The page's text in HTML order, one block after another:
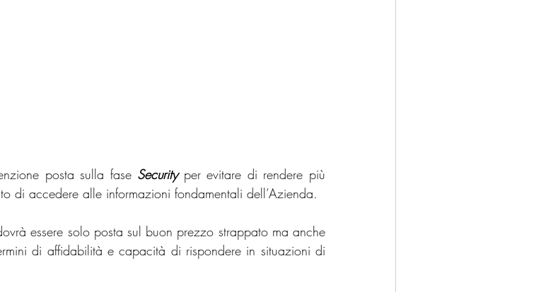
posta sulla fase Security per evitare di rendere più
di accedere alle informazioni fondamentali dell’Azienda.
essere solo posta sul buon prezzo strappato ma anche
di affidabilità e capacità di rispondere in situazioni di